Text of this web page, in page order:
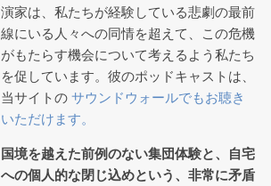
演家は、私たちが経験している悲劇の最前
線にいる人々への同情を超えて、この危機
がもたらす機会について考えるよう私たち
を促しています。彼のポッドキャストは、
当サイトの サウンドウォールでもお聴き
いただけます。
国境を越えた前例のない集団体験と、自宅
への個人的な閉じ込めという、非常に矛盾